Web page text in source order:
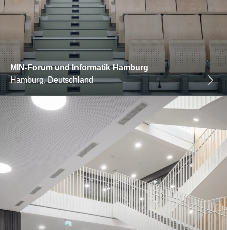
MIN-Forum und Informatik Hamburg
Hamburg, Deutschland